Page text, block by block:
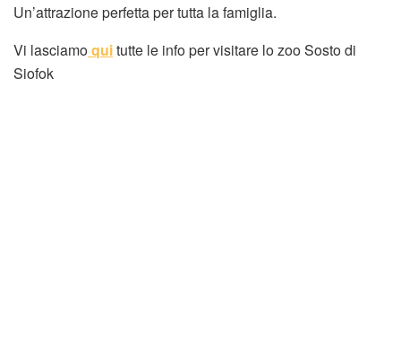
Un’attrazione perfetta per tutta la famiglia.
Vi lasciamoquitutte le info per visitare lo zoo Sosto di
Siofok